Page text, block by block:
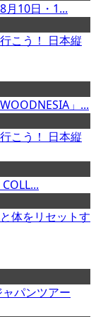
月10日・1...
こう！ 日本縦
」...
こう！ 日本縦
体をリセットす
パンツアー